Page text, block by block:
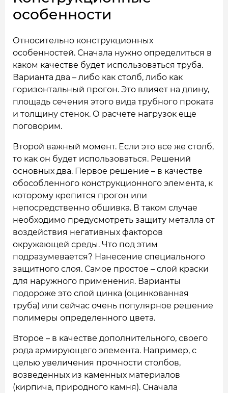
особенности
Относительно конструкционных
особенностей. Сначала нужно определиться в
каком качестве будет использоваться труба.
Варианта два – либо как столб, либо как
горизонтальный прогон. Это влияет на длину,
площадь сечения этого вида трубного проката
и толщину стенок. О расчете нагрузок еще
поговорим.
Второй важный момент. Если это все же столб,
то как он будет использоваться. Решений
основных два. Первое решение – в качестве
обособленного конструкционного элемента, к
которому крепится прогон или
непосредственно обшивка. В таком случае
необходимо предусмотреть защиту металла от
воздействия негативных факторов
окружающей среды. Что под этим
подразумевается? Нанесение специального
защитного слоя. Самое простое – слой краски
для наружного применения. Варианты
подороже это слой цинка (оцинкованная
труба) или сейчас очень популярное решение
полимеры определенного цвета.
Второе – в качестве дополнительного, своего
рода армирующего элемента. Например, с
целью увеличения прочности столбов,
возведенных из каменных материалов
(кирпича, природного камня). Сначала